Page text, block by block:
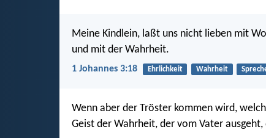
Meine Kindlein, laßt uns nicht lieben mit
und mit der Wahrheit.
1 Johannes 3:18 Ehrlichkeit Wahrheit
Wenn aber der Tröster kommen wird,
Geist der Wahrheit, der vom Vater